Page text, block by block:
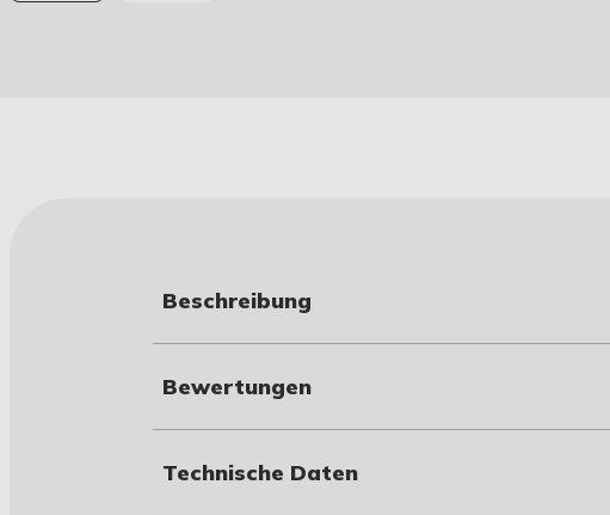
Beschreibung
Bewertungen
Technische Daten